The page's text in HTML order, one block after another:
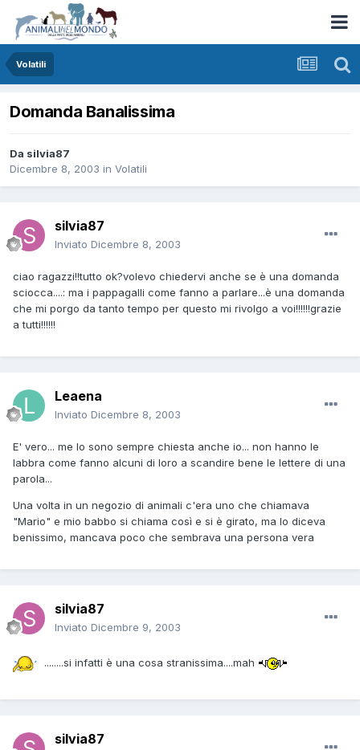
Volatili
Domanda Banalissima
Da silvia87
Dicembre 8, 2003 in Volatili
silvia87
Inviato Dicembre 8, 2003
ciao ragazzi!!tutto ok?volevo chiedervi anche se è una domanda
sciocca....: ma i pappagalli come fanno a parlare...è una domanda
che mi porgo da tanto tempo per questo mi rivolgo a voi!!!!!!grazie
a tutti!!!!!!
Leaena
Inviato Dicembre 8, 2003
E' vero... me lo sono sempre chiesta anche io... non hanno le
labbra come fanno alcuni di loro a scandire bene le lettere di una
parola...
Una volta in un negozio di animali c'era uno che chiamava
"Mario" e mio babbo si chiama così e si è girato, ma lo diceva
benissimo, mancava poco che sembrava una persona vera
silvia87
Inviato Dicembre 9, 2003
........si infatti è una cosa stranissima....mah
silvia87